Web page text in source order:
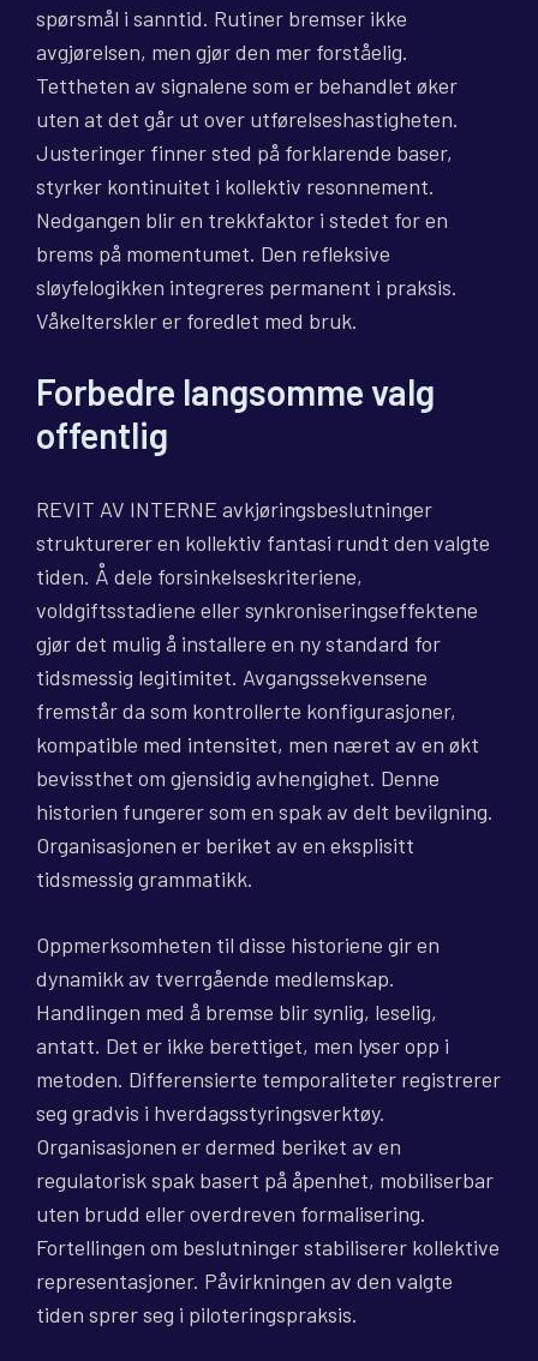
spørsmål i sanntid. Rutiner bremser ikke
avgjørelsen, men gjør den mer forståelig.
Tettheten av signalene som er behandlet øker
uten at det går ut over utførelseshastigheten.
Justeringer finner sted på forklarende baser,
styrker kontinuitet i kollektiv resonnement.
Nedgangen blir en trekkfaktor i stedet for en
brems på momentumet. Den refleksive
sløyfelogikken integreres permanent i praksis.
Våkelterskler er foredlet med bruk.
Forbedre langsomme valg
offentlig
REVIT AV INTERNE avkjøringsbeslutninger
strukturerer en kollektiv fantasi rundt den valgte
tiden. Å dele forsinkelseskriteriene,
voldgiftsstadiene eller synkroniseringseffektene
gjør det mulig å installere en ny standard for
tidsmessig legitimitet. Avgangssekvensene
fremstår da som kontrollerte konfigurasjoner,
kompatible med intensitet, men næret av en økt
bevissthet om gjensidig avhengighet. Denne
historien fungerer som en spak av delt bevilgning.
Organisasjonen er beriket av en eksplisitt
tidsmessig grammatikk.
Oppmerksomheten til disse historiene gir en
dynamikk av tverrgående medlemskap.
Handlingen med å bremse blir synlig, leselig,
antatt. Det er ikke berettiget, men lyser opp i
metoden. Differensierte temporaliteter registrerer
seg gradvis i hverdagsstyringsverktøy.
Organisasjonen er dermed beriket av en
regulatorisk spak basert på åpenhet, mobiliserbar
uten brudd eller overdreven formalisering.
Fortellingen om beslutninger stabiliserer kollektive
representasjoner. Påvirkningen av den valgte
tiden sprer seg i piloteringspraksis.